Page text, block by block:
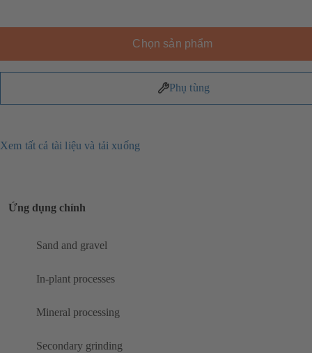
Chọn sản phẩm
Phụ tùng
Xem tất cả tài liệu và tải xuống
Ứng dụng chính
Sand and gravel
In-plant processes
Mineral processing
Secondary grinding